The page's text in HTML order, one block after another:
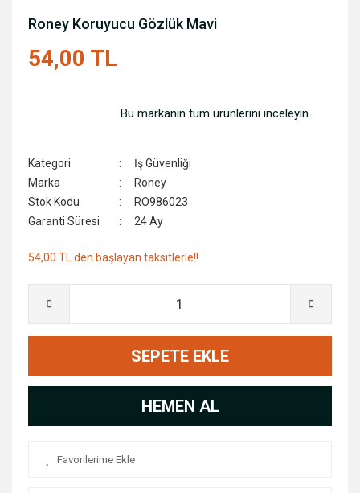
Roney Koruyucu Gözlük Mavi
54,00 TL
Bu markanın tüm ürünlerini inceleyin...
Kategori
İş Güvenliği
Marka
Roney
Stok Kodu
RO986023
Garanti Süresi
24 Ay
54,00 TL den başlayan taksitlerle!!
SEPETE EKLE
HEMEN AL